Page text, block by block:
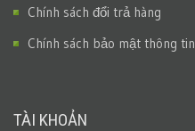
Chính sách đổi trả hàng
Chính sách bảo mật thông tin
TÀI KHOẢN